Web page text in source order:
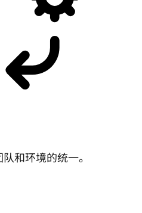
和环境的统一。